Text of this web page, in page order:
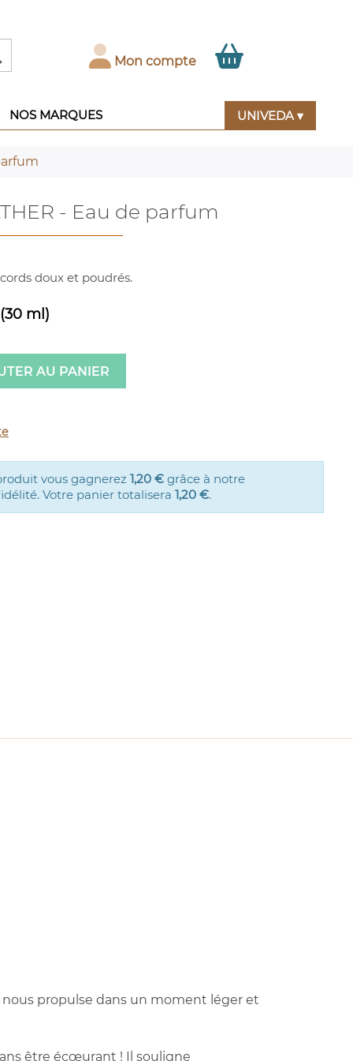
Mon compte
NOS MARQUES UNIVEDA ▾
- Eau de parfum
doux et poudrés.
(30 ml)
AU PANIER
vous gagnerez 1,20 € grâce à notre
Votre panier totalisera 1,20 €.
propulse dans un moment léger et
être écœurant ! Il souligne